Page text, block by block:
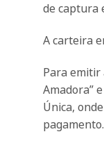
de captura
A carteira
Para emitir
Amadora”
Única,
pagamento.